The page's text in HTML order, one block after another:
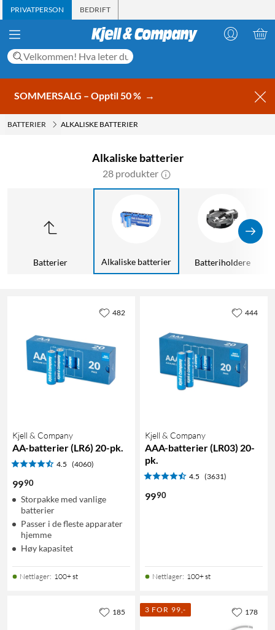
PRIVATPERSON BEDRIFT
SOMMERSALG – Opptil 50 % →
BATTERIER ALKALISKE BATTERIER
Alkaliske batterier
28 produkter
Batterier Alkaliske batterier Batteriholdere
Kjell & Company
AA-batterier (LR6) 20-pk.
4.5 (4060)
9990
Storpakke med vanlige
batterier
Passer i de fleste apparater
hjemme
Høy kapasitet
Nettlager: 100+ st
482
Kjell & Company
AAA-batterier (LR03) 20-
pk.
4.5 (3631)
9990
Nettlager: 100+ st
444
185 3 FOR 99,- 178